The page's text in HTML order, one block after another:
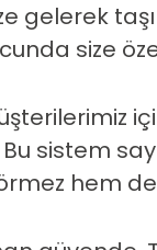
gelerek
size
Bu sistem
hem de